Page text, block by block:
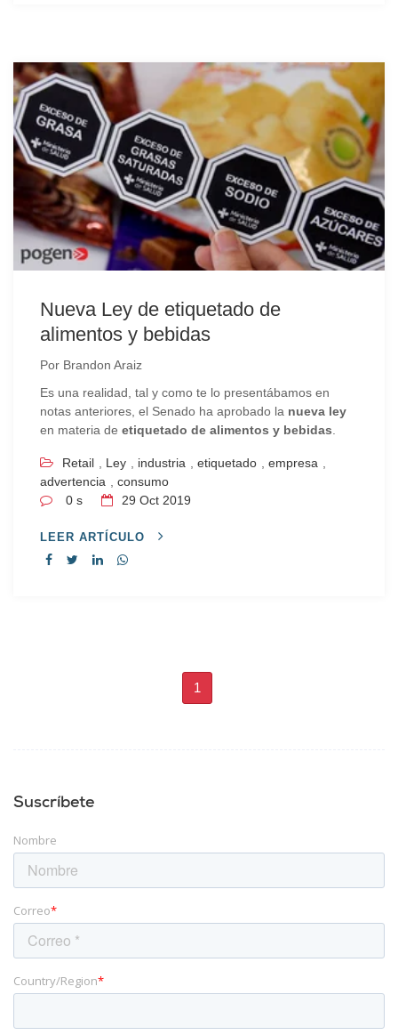
Nueva Ley de etiquetado de
alimentos y bebidas
Por Brandon Araiz
Es una realidad, tal y como te lo presentábamos en
notas anteriores, el Senado ha aprobado la nueva ley
en materia de etiquetado de alimentos y bebidas
Retail Ley industria etiquetado empresa
advertencia
consumo
0 s
29 Oct 2019
LEER ARTÍCULO
1
Suscríbete
Nombre
Correo*
Country/Region*